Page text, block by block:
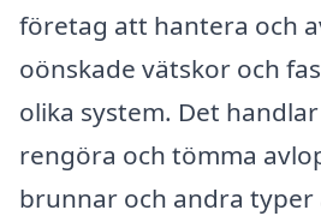
företag att hantera och
oönskade vätskor och
olika system. Det
rengöra och tömma
brunnar och andra typer